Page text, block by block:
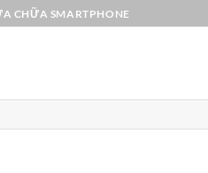
CHỮA SMARTPHONE